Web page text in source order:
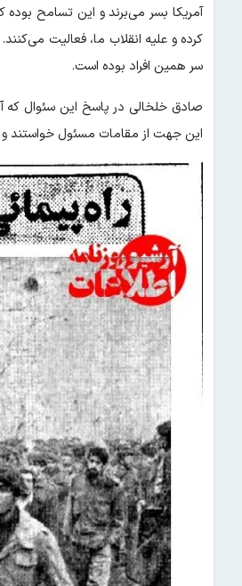
آمریکا بسر می‌برند و این تسامح
کرده و علیه انقلاب ما، فعالیت
سر همین افراد بوده است.
صادق خلخالی در پاسخ این سئوال که
این جهت از مقامات مسئول خواستند و